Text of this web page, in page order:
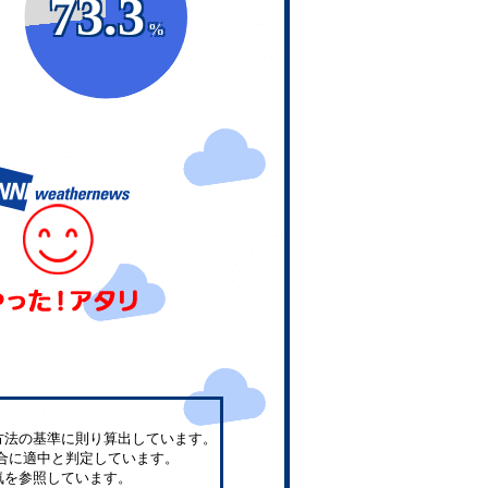
73.3
%
の基準に則り算出しています。
に適中と判定しています。
参照しています。